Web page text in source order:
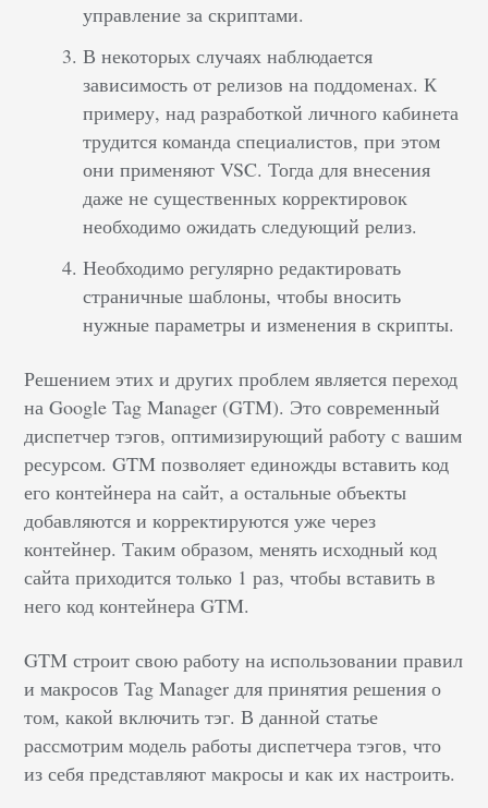
управление за скриптами.
В некоторых случаях наблюдается
зависимость от релизов на поддоменах. К
примеру, над разработкой личного кабинета
трудится команда специалистов, при этом
они применяют VSC. Тогда для внесения
даже не существенных корректировок
необходимо ожидать следующий релиз.
Необходимо регулярно редактировать
страничные шаблоны, чтобы вносить
нужные параметры и изменения в скрипты.
Решением этих и других проблем является переход
на Google Tag Manager (GTM). Это современный
диспетчер тэгов, оптимизирующий работу с вашим
ресурсом. GTM позволяет единожды вставить код
его контейнера на сайт, а остальные объекты
добавляются и корректируются уже через
контейнер. Таким образом, менять исходный код
сайта приходится только 1 раз, чтобы вставить в
него код контейнера GTM.
GTM строит свою работу на использовании правил
и макросов Tag Manager для принятия решения о
том, какой включить тэг. В данной статье
рассмотрим модель работы диспетчера тэгов, что
из себя представляют макросы и как их настроить.